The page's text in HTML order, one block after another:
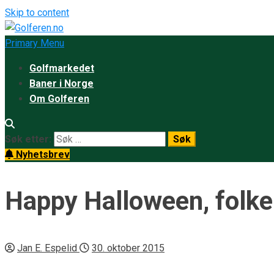
Skip to content
Primary Menu
Golfmarkedet
Baner i Norge
Om Golferen
Søk etter:
Nyhetsbrev
Happy Halloween,
Jan E. Espelid 30. oktober 2015